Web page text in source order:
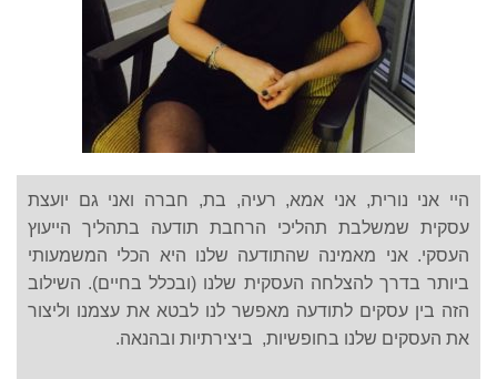
היי אני נורית, אני אמא, רעיה, בת, חברה ואני גם יועצת
עסקית שמשלבת תהליכי הרחבת תודעה בתהליך הייעוץ
העסקי. אני מאמינה שהתודעה שלנו היא הכלי המשמעותי
ביותר בדרך להצלחה העסקית שלנו (ובכלל בחיים). השילוב
הזה בין עסקים לתודעה מאפשר לנו לבטא את עצמנו וליצור
את העסקים שלנו בחופשיות, ביצירתיות ובהנאה.